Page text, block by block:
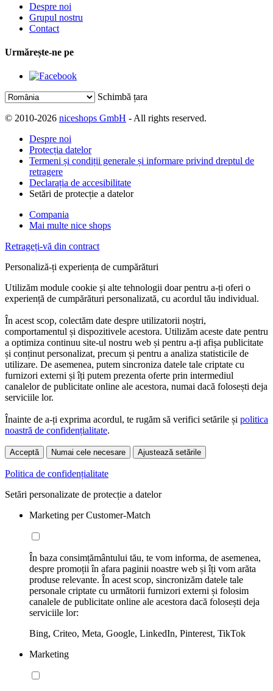
Despre noi
Grupul nostru
Contact
Urmărește-ne pe
Schimbă țara
© 2010-2026 niceshops GmbH - All rights reserved.
Despre noi
Protecția datelor
Termeni și condiții generale și informare privind dreptul de
retragere
Declarația de accesibilitate
Setări de protecție a datelor
Compania
Mai multe nice shops
Retrageți-vă din contract
Personaliză-ți experiența de cumpărături
Utilizăm module cookie și alte tehnologii doar pentru a-ți oferi o
experiență de cumpărături personalizată, cu acordul tău individual.
În acest scop, colectăm date despre utilizatorii noștri,
comportamentul și dispozitivele acestora. Utilizăm aceste date pentru
a optimiza continuu site-ul nostru web și pentru a-ți afișa publicitate
și conținut personalizat, precum și pentru a analiza statisticile de
utilizare. De asemenea, putem sincroniza datele tale criptate cu
furnizori externi și îți putem prezenta oferte prin intermediul
canalelor de publicitate online ale acestora, numai dacă folosești deja
serviciile lor.
Înainte de a-ți exprima acordul, te rugăm să verifici setările și politica
noastră de confidențialitate.
Acceptă Numai cele necesare Ajustează setările
Politica de confidențialitate
Setări personalizate de protecție a datelor
Marketing per Customer-Match
În baza consimțământului tău, te vom informa, de asemenea,
despre promoții în afara paginii noastre web și îți vom arăta
produse relevante. În acest scop, sincronizăm datele tale
personale criptate cu următorii furnizori externi și folosim
canalele de publicitate online ale acestora dacă folosești deja
serviciile lor:
Bing, Criteo, Meta, Google, LinkedIn, Pinterest, TikTok
Marketing